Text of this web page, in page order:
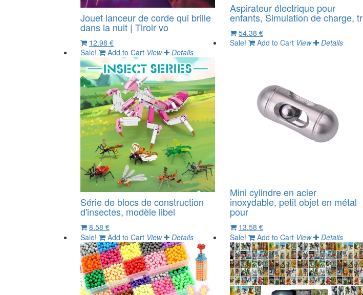
Aspirateur électrique pour
enfants, Simulation de charge, tr
54.38 €
Jouet lanceur de corde qui brille
dans la nuit | Tiroir vo
12.98 € Sale! Add to Cart View Details
Mini cylindre en acier
inoxydable, petit objet en métal
pour
13.58 €
Sale! Add to Cart View Details
Série de blocs de construction
d'insectes, modèle libel
8.58 €
Sale!
Add to Cart View Details Sale! Add to Cart View Details